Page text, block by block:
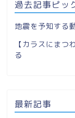
過去記事ピッ
地震を予知する
【カラスにまつ
る
最新記事